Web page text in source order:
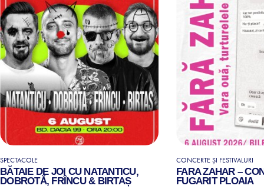
SPECTACOLE
BĂTAIE DE JOI CU NATANTICU,
DOBROTĂ, FRÎNCU & BIRTAȘ
CONCERTE ȘI FESTIVALURI
FARA ZAHAR –
FUGARIT PLOAIA